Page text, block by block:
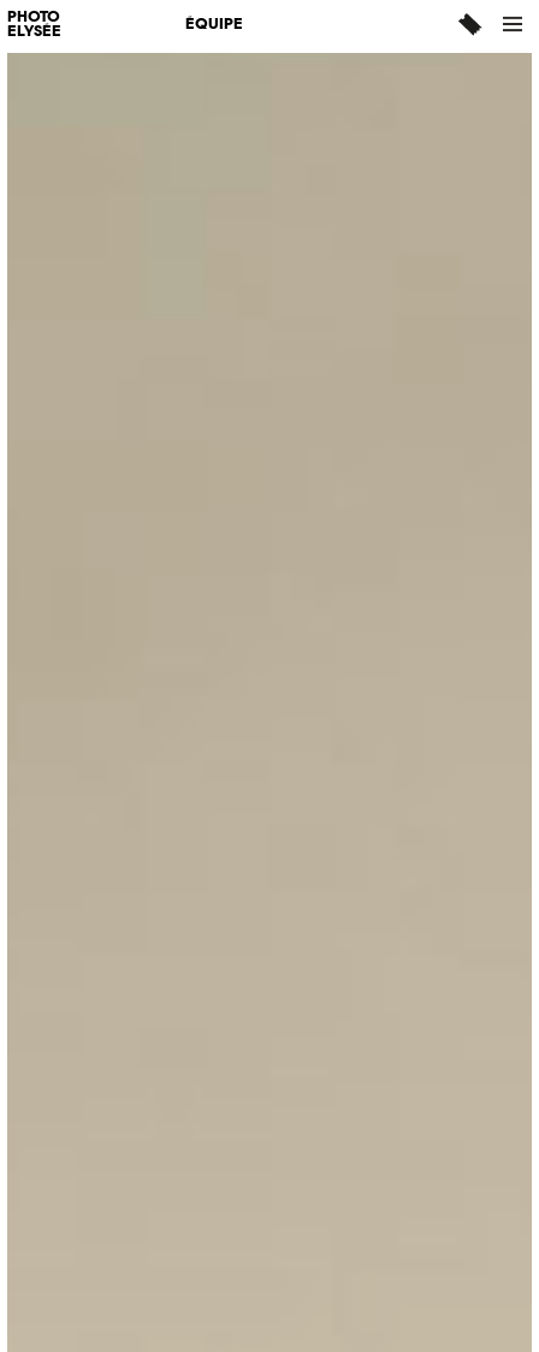
PHOTO
ELYSÉE
ÉQUIPE